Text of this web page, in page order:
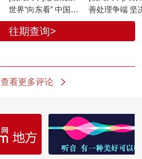
世界“向东看” 中国提
供稳定性和确定性
善处理争端 坚
自身合法权益
往期查询>
查看更多评论